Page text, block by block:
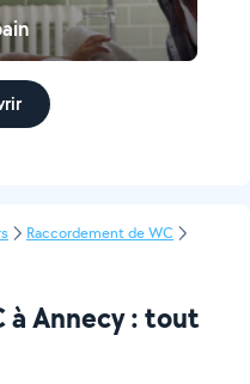
Raccordement de WC
à Annecy : tout